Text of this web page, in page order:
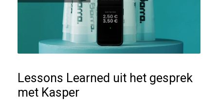
Lessons Learned uit het gesprek
met Kasper